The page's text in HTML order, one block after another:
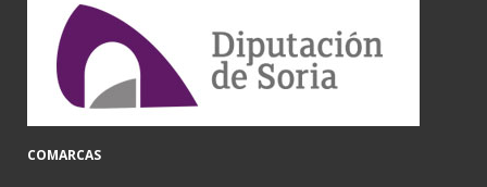
COMARCAS